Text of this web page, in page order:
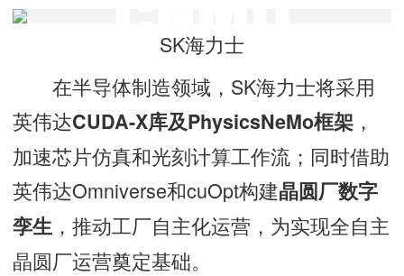
SK海力士
在半导体制造领域，SK海力士将采用
英伟达CUDA-X库及PhysicsNeMo框架 ，
加速芯片仿真和光刻计算工作流；同时借助
英伟达Omniverse和cuOpt构建晶圆厂数字
孪生 ，推动工厂自主化运营，为实现全自主
晶圆厂运营奠定基础。